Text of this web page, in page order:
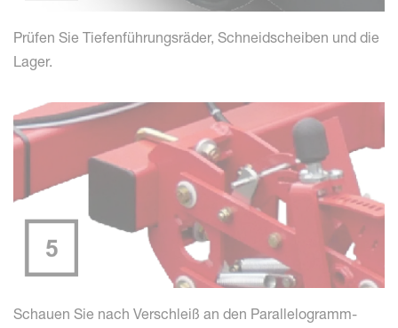
Prüfen Sie Tiefenführungsräder, Schneidscheiben und die
Lager.
Schauen Sie nach Verschleiß an den Parallelogramm-